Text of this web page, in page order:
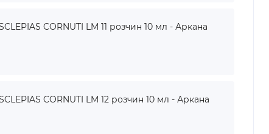
CORNUTI LM 11 розчин 10 мл - Аркана
CORNUTI LM 12 розчин 10 мл - Аркана